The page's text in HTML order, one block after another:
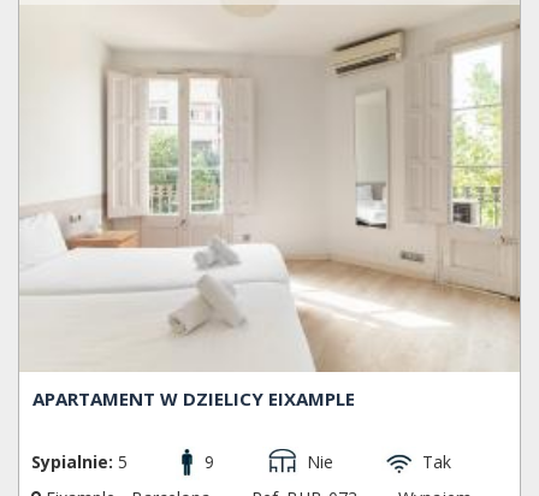
APARTAMENT W DZIELICY EIXAMPLE
Sypialnie: 5 9 Nie
Tak